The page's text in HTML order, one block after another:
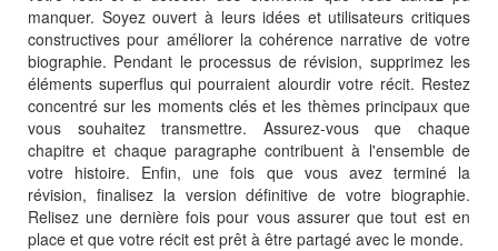
manquer. Soyez ouvert à leurs idées et utilisateurs critiques
constructives pour améliorer la cohérence narrative de votre
biographie. Pendant le processus de révision, supprimez les
éléments superflus qui pourraient alourdir votre récit. Restez
concentré sur les moments clés et les thèmes principaux que
vous souhaitez transmettre. Assurez-vous que chaque
chapitre et chaque paragraphe contribuent à l'ensemble de
votre histoire. Enfin, une fois que vous avez terminé la
révision, finalisez la version définitive de votre biographie.
Relisez une dernière fois pour vous assurer que tout est en
place et que votre récit est prêt à être partagé avec le monde.